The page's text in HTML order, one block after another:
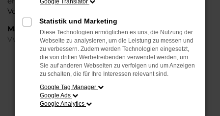
Vorstellungen.
Marken
VW
FEHLER: NETWORK ERROR
Beim Laden ist ein Fehler aufgetreten.
Hier sind ein paar Tipps, die dir helfen können:
Google Translator
Statistik und Marketing
Diese Technologien ermöglichen es uns, die Nutzung der
Webseite zu analysieren, um die Leistung zu messen und
zu verbessern. Zudem werden Technologien eingesetzt,
die von dritten Werbetreibenden verwendet werden, um
Sie auf anderen Webseiten zu verfolgen und um Anzeigen
zu schalten, die für Ihre Interessen relevant sind.
Google Tag Manager
Google Ads
Google Analytics